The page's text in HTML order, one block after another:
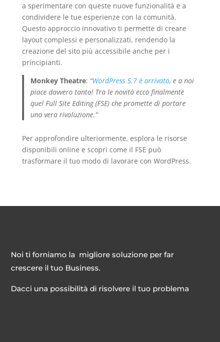
a sperimentare con queste nuove funzionalità e a
condividere le tue esperienze con la comunità.
Questo approccio innovativo ti permette di creare
layout complessi e personalizzati, rendendo la
creazione del sito più accessibile anche per i
principianti.
Monkey Theatre: “WordPress 5.7 è arrivato, e a noi
piace davvero tanto! Tra le novità ecco finalmente
quel Full Site Editing (FSE) che promette di portare
una vera rivoluzione.”
Per approfondire ulteriormente, esplora le risorse
disponibili online e scopri come il FSE può
trasformare il tuo modo di lavorare con WordPress.
Noi ti forniamo la migliore soluzione per far
crescere il tuo Business.
Dacci una possibilità di risolvere il tuo problema